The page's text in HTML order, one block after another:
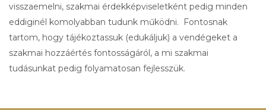
visszaemelni, szakmai érdekképviseletként pedig minden
eddiginél komolyabban tudunk működni. Fontosnak
tartom, hogy tájékoztassuk (edukáljuk) a vendégeket a
szakmai hozzáértés fontosságáról, a mi szakmai
tudásunkat pedig folyamatosan fejlesszük.